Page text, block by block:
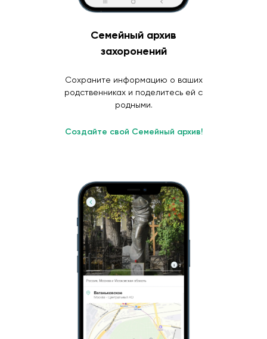
Семейный архив
захоронений
Сохраните информацию о ваших
родственниках и поделитесь ей с
родными.
Создайте свой Семейный архив!